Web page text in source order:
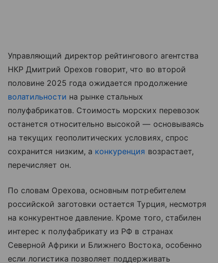
Управляющий директор рейтингового агентства
НКР Дмитрий Орехов говорит, что во второй
половине 2025 года ожидается продолжение
волатильности на рынке стальных
полуфабрикатов. Стоимость морских перевозок
останется относительно высокой — основываясь
на текущих геополитических условиях, спрос
сохранится низким, а конкуренция возрастает,
перечисляет он.
По словам Орехова, основным потребителем
российской заготовки остается Турция, несмотря
на конкурентное давление. Кроме того, стабилен
интерес к полуфабрикату из РФ в странах
Северной Африки и Ближнего Востока, особенно
если логистика позволяет поддерживать